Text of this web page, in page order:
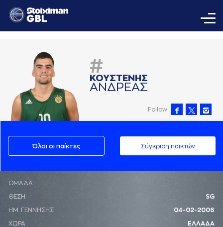
#
ΚΟΥΣΤΕΝΗΣ
AΝΔΡΕAΣ
Follow
Όλοι οι παίκτες Σύγκριση παικτών
ΟΜΑΔΑ
ΘΕΣΗ SG
ΗΜ. ΓΕΝΝΗΣΗΣ 04-02-2006
ΧΩΡΑ ΕΛΛΑΔΑ